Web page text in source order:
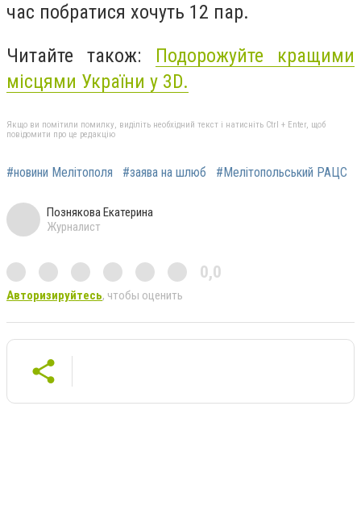
час побратися хочуть 12 пар.
Читайте також: Подорожуйте кращими
місцями України у 3D.
Якщо ви помітили помилку, виділіть необхідний текст і натисніть Ctrl + Enter, щоб
повідомити про це редакцію
#новини Мелітополя #заява на шлюб #Мелітопольський РАЦС
Познякова Екатерина
Журналист
0,0
Авторизируйтесь, чтобы оценить